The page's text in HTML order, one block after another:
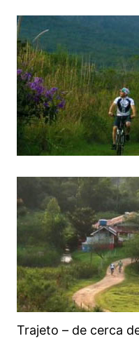
Trajeto – de cerca